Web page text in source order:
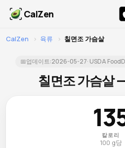
CalZen
CalZen › 육류 › 칠면조 가슴살
📅업데이트:2026-05-27· USDA
칠면조 가슴살 —
칼로리
100 g당